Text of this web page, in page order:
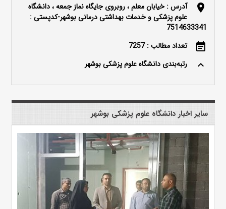
location_on
آدرس : خیابان معلم ، روبروی جایگاه نماز جمعه ، دانشگاه
علوم پزشکی و خدمات بهداشتی درمانی بوشهر-کدپستی :
7514633341
event_note تعداد مطالب : 7257
keyboard_arrow_up رتبه‌بندی دانشگاه علوم پزشکی بوشهر
سایر اخبار دانشگاه علوم پزشکی بوشهر